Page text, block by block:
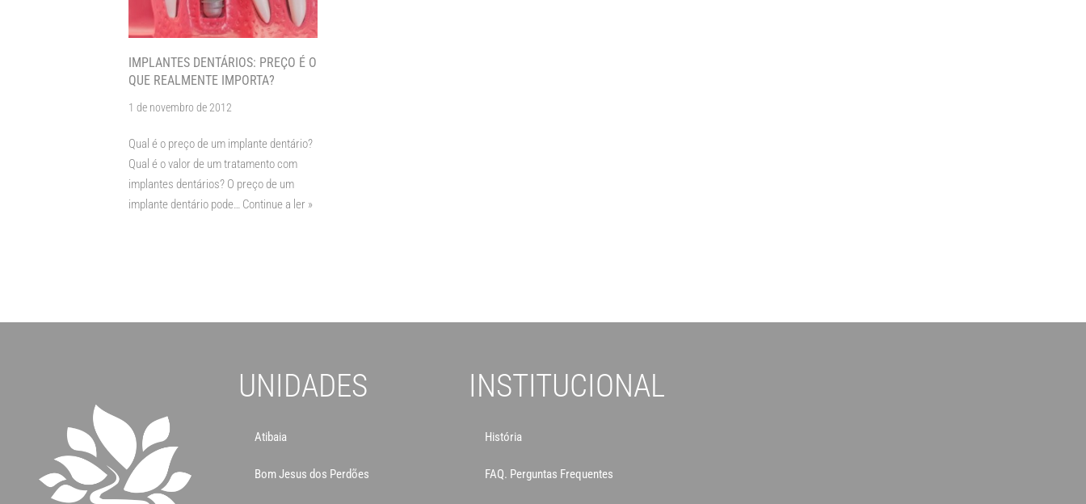
IMPLANTES DENTÁRIOS: PREÇO É O
QUE REALMENTE IMPORTA?
1 de novembro de 2012
Qual é o preço de um implante dentário?
Qual é o valor de um tratamento com
implantes dentários? O preço de um
implante dentário pode… Continue a ler »
UNIDADES
Atibaia
Bom Jesus dos Perdões
INSTITUCIONAL
História
FAQ. Perguntas Frequentes